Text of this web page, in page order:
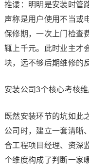
推诿：明明是安装时管
声称是用户使用不当或
保修期，一次上门检查
辄上千元。此时业主才
块，远不够后期维修的
安装公司3个核心考核
既然安装环节的坑如此
公司时，建立一套清晰
合工程项目经理、资深
个维度构成了判断一家